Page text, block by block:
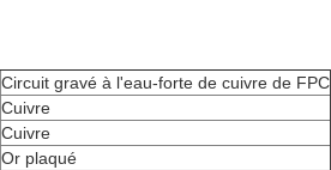
Circuit gravé à l'eau-forte de cuivre de FPC
Cuivre
Cuivre
Or plaqué